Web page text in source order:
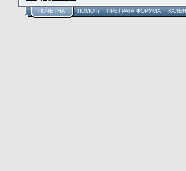
ПОЧЕТНА ПОМОЋ ПРЕТРАГА ФОРУМА